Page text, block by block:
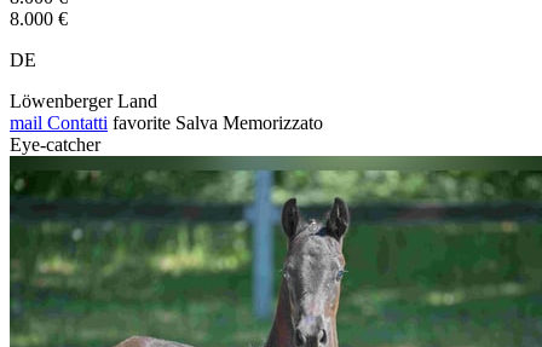
8.000 €
DE
Löwenberger Land
mail Contatti favorite Salva Memorizzato
Eye-catcher